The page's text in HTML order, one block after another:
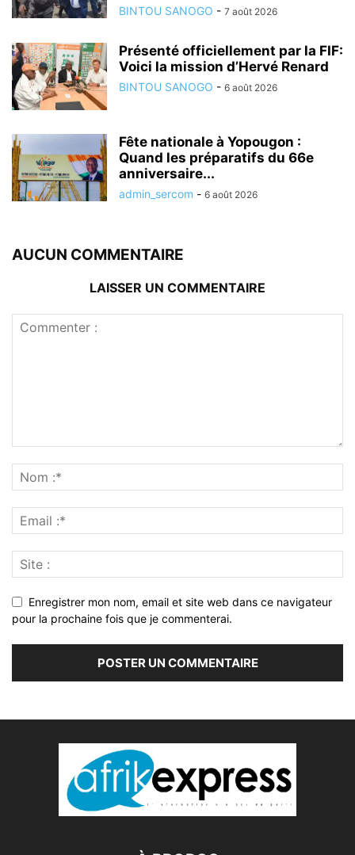
BINTOU SANOGO - 7 août 2026
Présenté officiellement par la FIF:
Voici la mission d’Hervé Renard
BINTOU SANOGO - 6 août 2026
Fête nationale à Yopougon :
Quand les préparatifs du 66e
anniversaire...
admin_sercom - 6 août 2026
AUCUN COMMENTAIRE
LAISSER UN COMMENTAIRE
Enregistrer mon nom, email et site web dans ce navigateur
pour la prochaine fois que je commenterai.